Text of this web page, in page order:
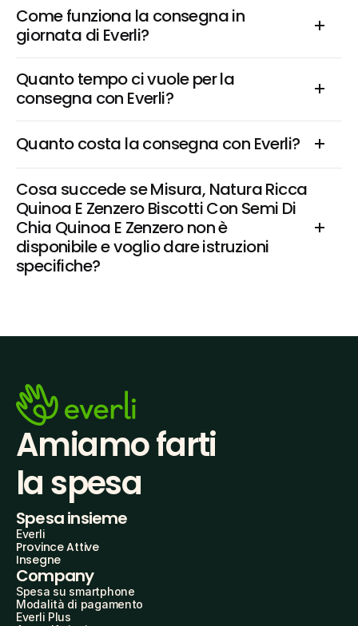
Come funziona la consegna in
giornata di Everli?
Quanto tempo ci vuole per la
consegna con Everli?
Quanto costa la consegna con Everli?
Cosa succede se Misura, Natura Ricca
Quinoa E Zenzero Biscotti Con Semi Di
Chia Quinoa E Zenzero non è
disponibile e voglio dare istruzioni
specifiche?
Amiamo farti
la spesa
Spesa insieme
Everli
Province Attive
Insegne
Company
Spesa su smartphone
Modalità di pagamento
Everli Plus